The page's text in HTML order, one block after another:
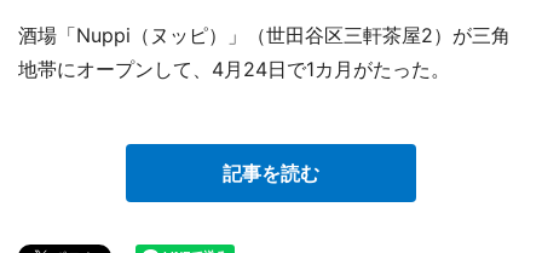
酒場「Nuppi（ヌッピ）」（世田谷区三軒茶屋2）が三角
地帯にオープンして、4月24日で1カ月がたった。
記事を読む